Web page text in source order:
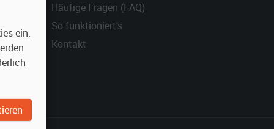
Häufige Fragen (FAQ)
So funktioniert's
Kontakt
ein.